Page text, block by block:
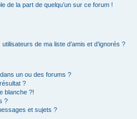
de la part de quelqu’un sur ce forum !
de ma liste d’amis et d’ignorés ?
un ou des forums ?
?
blanche ?!
?
et sujets ?